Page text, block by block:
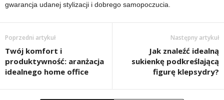
gwarancja udanej stylizacji i dobrego samopoczucia.
Poprzedni artykuł
Twój komfort i
produktywność: aranżacja
idealnego home office
Następny artykuł
Jak znaleźć idealną
sukienkę podkreślającą
figurę klepsydry?